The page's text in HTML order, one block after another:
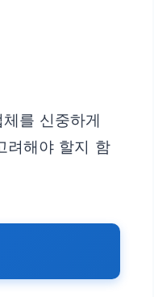
를 신중하게
려해야 할지 함